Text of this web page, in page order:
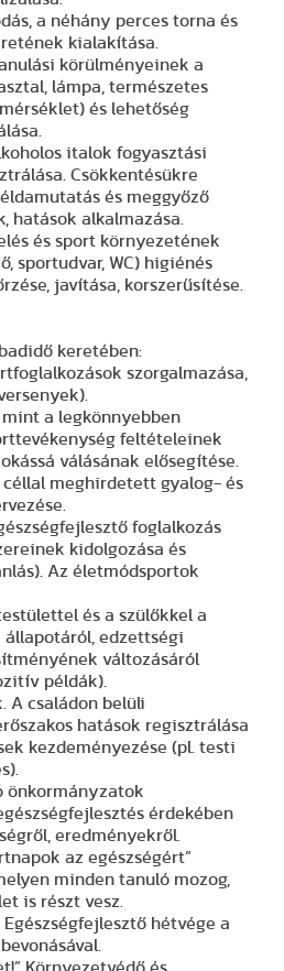
a néhány perces torna és
kialakítása.
körülményeinek a
lámpa, természetes
és lehetőség
italok fogyasztási
Csökkentésükre
és meggyőző
hatások alkalmazása.
és sport környezetének
sportudvar, WC) higiénés
javítása, korszerűsítése.
keretében:
szorgalmazása,
a legkönnyebben
feltételeinek
válásának elősegítése.
céllal meghirdetett gyalog- és
foglalkozás
kidolgozása és
Az életmódsportok
és a szülőkkel a
állapotáról, edzettségi
változásáról
példák).
A családon belüli
hatások regisztrálása
kezdeményezése (pl. testi
önkormányzatok
érdekében
eredményekről.
az egészségért”
minden tanuló mozog,
is részt vesz.
Egészségfejlesztő hétvége a
Környezetvédő és